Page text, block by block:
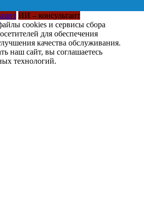
ИИ – консультант
cookies и сервисы сбора
для обеспечения
качества обслуживания.
наш сайт, вы соглашаетесь
технологий.